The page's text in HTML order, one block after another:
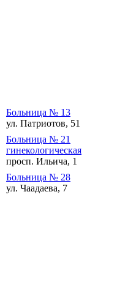
Больница № 13
ул. Патриотов, 51
Больница № 21
гинекологическая
просп. Ильича, 1
Больница № 28
ул. Чаадаева, 7